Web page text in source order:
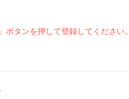
タンを押して登録してください。